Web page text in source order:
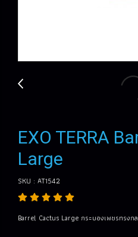
EXO TERRA
Large
SKU : AT1542
Barrel Cactus Large กระบองเพชรทรง